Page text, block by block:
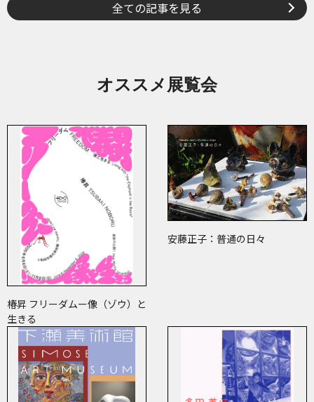
全ての記事を見る
オススメ展覧会
椿昇 フリーダムー像（ゾウ）と
生きる
安藤正子：普通の日々